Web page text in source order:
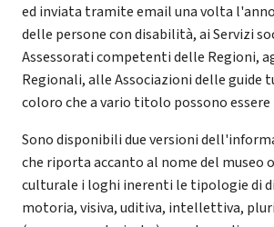
ed inviata tramite email una volta
delle persone con disabilità, ai Servizi
Assessorati competenti delle Regioni,
Regionali, alle Associazioni delle guide
coloro che a vario titolo possono
Sono disponibili due versioni
che riporta accanto al nome del museo
culturale i loghi inerenti le tipologie di
motoria, visiva, uditiva, intellettiva,